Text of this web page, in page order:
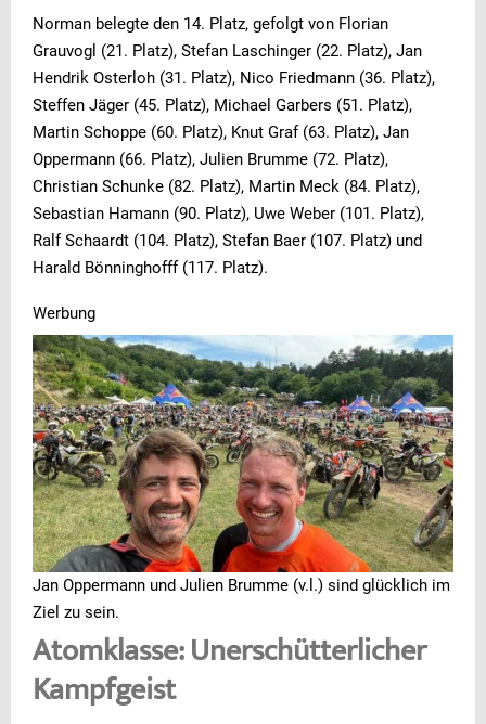
Norman belegte den 14. Platz, gefolgt von Florian
Grauvogl (21. Platz), Stefan Laschinger (22. Platz), Jan
Hendrik Osterloh (31. Platz), Nico Friedmann (36. Platz),
Steffen Jäger (45. Platz), Michael Garbers (51. Platz),
Martin Schoppe (60. Platz), Knut Graf (63. Platz), Jan
Oppermann (66. Platz), Julien Brumme (72. Platz),
Christian Schunke (82. Platz), Martin Meck (84. Platz),
Sebastian Hamann (90. Platz), Uwe Weber (101. Platz),
Ralf Schaardt (104. Platz), Stefan Baer (107. Platz) und
Harald Bönninghofff (117. Platz).
Werbung
Jan Oppermann und Julien Brumme (v.l.) sind glücklich im
Ziel zu sein.
Atomklasse: Unerschütterlicher
Kampfgeist